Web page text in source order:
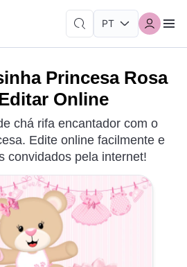
Princesa Rosa
Online
chá rifa encantador com o
Edite online facilmente e
convidados pela internet!